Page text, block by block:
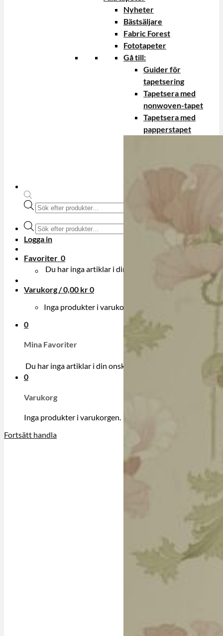
Produktsökning
Produktsökning
Logga in
Favoriter 0
Du har inga artiklar i din onskelista.
Varukorg /0,00 kr0
Inga produkter i varukorgen.
0
Mina Favoriter
Du har inga artiklar i din onskelista.
0
Varukorg
Inga produkter i varukorgen.
Fortsätt handla
Nyheter
Bästsäljare
Fabric Forest
Fototapeter
Gå till:
Guider för
tapetsering
Tapetsera med
nonwoven-tapet
Tapetsera med
papperstapet